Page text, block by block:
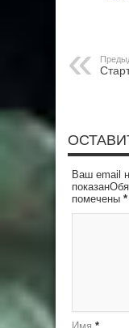
Ваш email
помечены *